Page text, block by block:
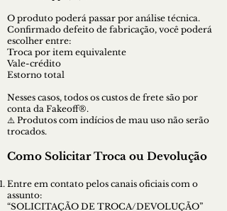
O produto poderá passar por análise técnica.
Confirmado defeito de fabricação, você poderá
escolher entre:
Troca por item equivalente
Vale-crédito
Estorno total
Nesses casos, todos os custos de frete são por
conta da Fakeoff®.
⚠️ Produtos com indícios de mau uso não serão
trocados.
Como Solicitar Troca ou Devolução
Entre em contato pelos canais oficiais com o
assunto:
“SOLICITAÇÃO DE TROCA/DEVOLUÇÃO”